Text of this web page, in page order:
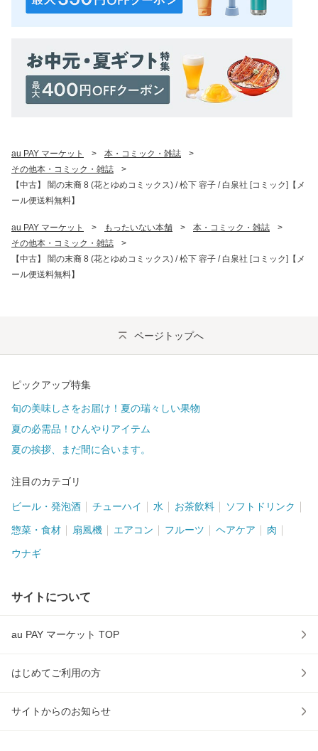
au PAY マーケット > 本・コミック・雑誌
>
その他本・コミック・雑誌
>
【中古】 闇の末裔 8 (花とゆめコミックス) / 松下 容子 / 白泉社 [コミック]【メ
ール便送料無料】
au PAY マーケット > もったいない本舗 > 本・コミック・雑誌
>
その他本・コミック・雑誌
>
【中古】 闇の末裔 8 (花とゆめコミックス) / 松下 容子 / 白泉社 [コミック]【メ
ール便送料無料】
ページトップへ
ピックアップ特集
旬の美味しさをお届け！夏の瑞々しい果物
夏の必需品！ひんやりアイテム
夏の挨拶、まだ間に合います。
注目のカテゴリ
ビール・発泡酒 チューハイ 水 お茶飲料 ソフトドリンク
惣菜・食材 扇風機 エアコン フルーツ ヘアケア 肉
ウナギ
サイトについて
au PAY マーケット TOP
はじめてご利用の方
サイトからのお知らせ